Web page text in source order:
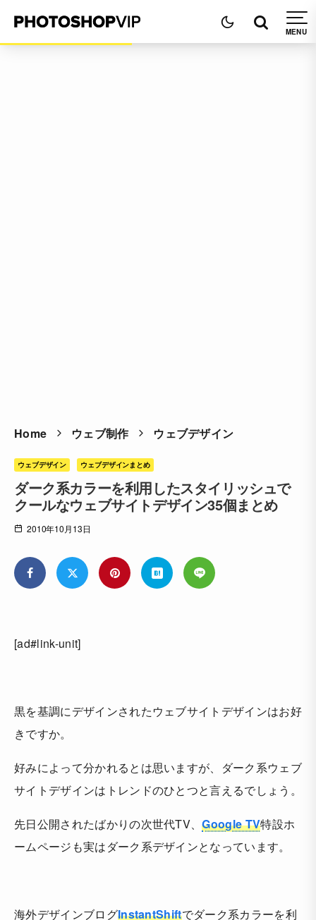
Home ウェブ制作 ウェブデザイン
ウェブデザイン ウェブデザインまとめ
ダーク系カラーを利用したスタイリッシュで
クールなウェブサイトデザイン35個まとめ
2010年10月13日
[ad#link-unit]
黒を基調にデザインされたウェブサイトデザインはお好
きですか。
好みによって分かれるとは思いますが、ダーク系ウェブ
サイトデザインはトレンドのひとつと言えるでしょう。
先日公開されたばかりの次世代TV、Google TV特設ホ
ームページも実はダーク系デザインとなっています。
海外デザインブログInstantShiftでダーク系カラーを利